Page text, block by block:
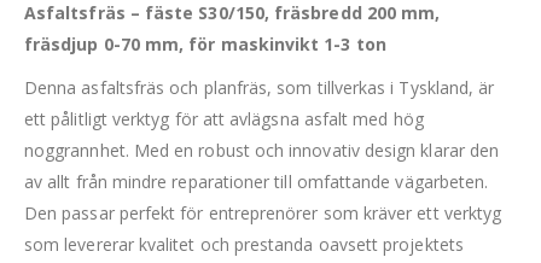
Asfaltsfräs – fäste S30/150, fräsbredd 200 mm,
fräsdjup 0-70 mm, för maskinvikt 1-3 ton
Denna asfaltsfräs och planfräs, som tillverkas i Tyskland, är
ett pålitligt verktyg för att avlägsna asfalt med hög
noggrannhet. Med en robust och innovativ design klarar den
av allt från mindre reparationer till omfattande vägarbeten.
Den passar perfekt för entreprenörer som kräver ett verktyg
som levererar kvalitet och prestanda oavsett projektets